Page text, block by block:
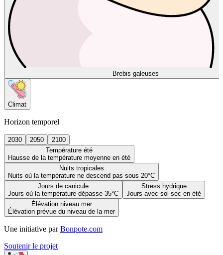
Brebis galeuses
Climat
Horizon temporel
2030 2050
2100
Température été
Hausse de la température moyenne en été
Nuits tropicales
Nuits où la température ne descend pas sous 20°C
Jours de canicule
Jours où la température dépasse 35°C
Stress hydrique
Jours avec sol sec en été
Élévation niveau mer
Élévation prévue du niveau de la mer
Une initiative par Bonpote.com
Soutenir le projet